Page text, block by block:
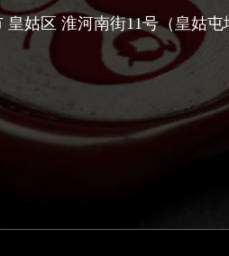
皇姑区 淮河南街11号（皇姑